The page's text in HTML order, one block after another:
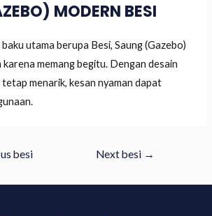
MODERN BESI
utama berupa Besi, Saung (Gazebo)
karena memang begitu. Dengan desain
tetap menarik, kesan nyaman dapat
besi Next besi →